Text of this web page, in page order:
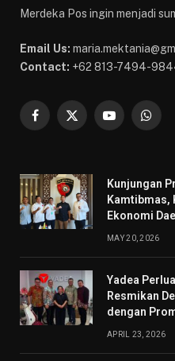
Merdeka Pos ingin menjadi
Email Us:
Contact: +62 813-7494-
Facebook
X
YouTube
Kunjungan
Kamtibmas,
Ekonomi
MAY 20, 2026
Yadea
Resmikan
dengan
APRIL 23, 2026